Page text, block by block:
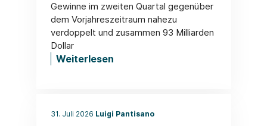
Gewinne im zweiten Quartal gegenüber
dem Vorjahreszeitraum nahezu
verdoppelt und zusammen 93 Milliarden
Dollar
Weiterlesen
31. Juli 2026 Luigi Pantisano